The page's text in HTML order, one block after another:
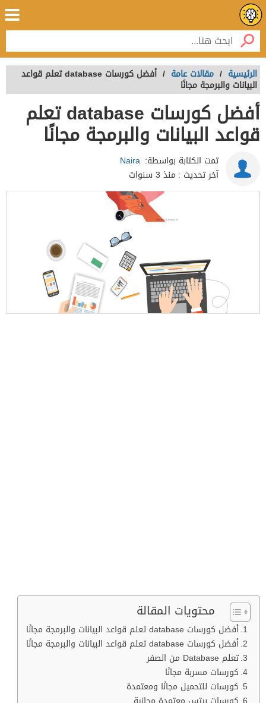
الرئيسية / مقالات عامة / أفضل كورسات database تعلم قواعد
البيانات والبرمجة مجانًا
أفضل كورسات database تعلم
قواعد البيانات والبرمجة مجانًا
تمت الكتابة بواسطة: Naira
آخر تحديث : منذ 3 سنوات
محتويات المقالة
أفضل كورسات database تعلم قواعد البيانات والبرمجة مجانًا
أفضل كورسات database تعلم قواعد البيانات والبرمجة مجانًا
تعلم Database من الصفر
كورسات مسربة مجانًا
كورسات للتحميل مجانًا ومعتمدة